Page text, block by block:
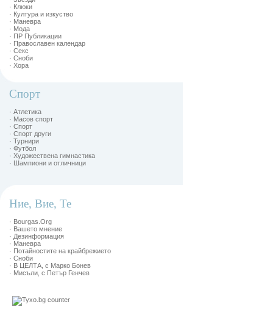
· Клюки
· Култура и изкуство
· Маневра
· Мода
· ПР Публикации
· Православен календар
· Секс
· Сноби
· Хора
Спорт
· Атлетика
· Масов спорт
· Спорт
· Спорт други
· Турнири
· Футбол
· Художествена гимнастика
· Шампиони и отличници
Ние, Вие, Те
· Bourgas.Org
· Вашето мнение
· Дезинформация
· Маневра
· Потайностите на крайбрежието
· Сноби
· В ЦЕЛТА, с Марко Бонев
· Мисъли, с Петър Генчев